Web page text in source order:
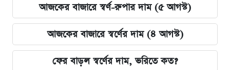
আজকের বাজারে স্বর্ণ-রুপার দাম (৫ আগস্ট)
আজকের বাজারে স্বর্ণের দাম (৪ আগস্ট)
ফের বাড়ল স্বর্ণের দাম, ভরিতে কত?